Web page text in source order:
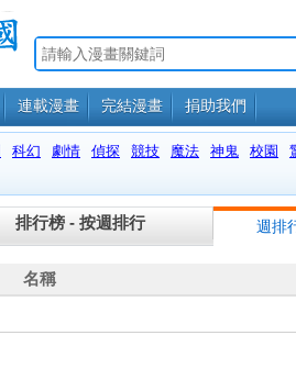
連載漫畫 完結漫畫 捐助我們
科幻 劇情 偵探 競技 魔法 神鬼 校園
排行榜 - 按週排行 週排
名稱